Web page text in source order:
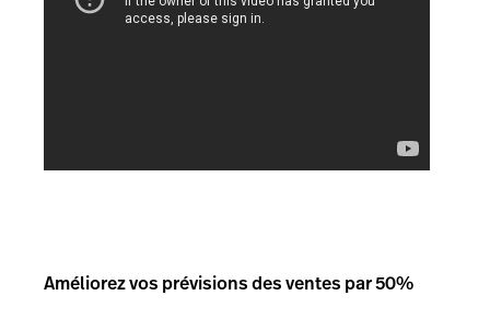
Améliorez vos prévisions des ventes par 50%